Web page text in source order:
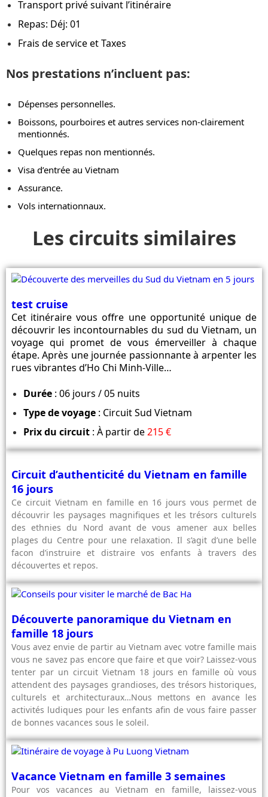
Transport privé suivant l’itinéraire
Repas: Déj: 01
Frais de service et Taxes
Nos prestations n’incluent pas:
Dépenses personnelles.
Boissons, pourboires et autres services non-clairement
mentionnés.
Quelques repas non mentionnés.
Visa d’entrée au Vietnam
Assurance.
Vols internationnaux.
Les circuits similaires
test cruise
Cet itinéraire vous offre une opportunité unique de
découvrir les incontournables du sud du Vietnam, un
voyage qui promet de vous émerveiller à chaque
étape. Après une journée passionnante à arpenter les
rues vibrantes d’Ho Chi Minh-Ville…
Durée: 06 jours / 05 nuits
Type de voyage: Circuit Sud Vietnam
Prix du circuit: À partir de215 €
Circuit d’authenticité du Vietnam en famille
16 jours
Ce circuit Vietnam en famille en 16 jours vous permet de
découvrir les paysages magnifiques et les trésors culturels
des ethnies du Nord avant de vous amener aux belles
plages du Centre pour une relaxation. Il s’agit d’une belle
facon d’instruire et distraire vos enfants à travers des
découvertes et repos.
Découverte panoramique du Vietnam en
famille 18 jours
Vous avez envie de partir au Vietnam avec votre famille mais
vous ne savez pas encore que faire et que voir? Laissez-vous
tenter par un circuit Vietnam 18 jours en famille où vous
attendent des paysages grandioses, des trésors historiques,
culturels et architecturaux…Nous mettons en avance les
activités ludiques pour les enfants afin de vous faire passer
de bonnes vacances sous le soleil.
Vacance Vietnam en famille 3 semaines
Pour vos vacances au Vietnam en famille, laissez-vous